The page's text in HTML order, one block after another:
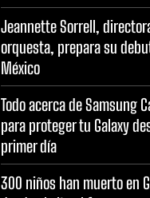
Jeannette Sorrell,
orquesta, prepara su
México
Todo acerca de Samsung
para proteger tu Galaxy
primer día
300 niños han muerto en